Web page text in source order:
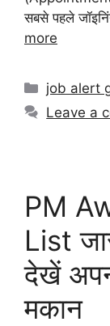
सबसे पहले
more
job alert
Leave a
PM
List
देखें
मकान